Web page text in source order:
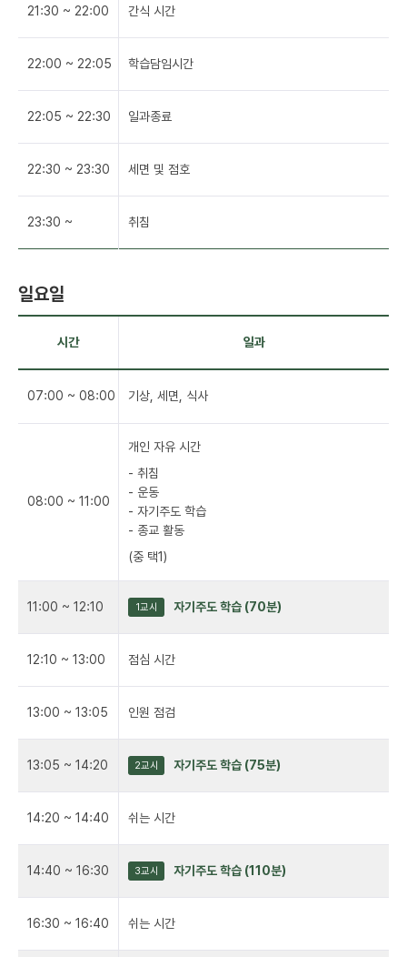
21:30 ~ 22:00 간식 시간
22:00 ~ 22:05 학습담임시간
22:05 ~ 22:30 일과종료
22:30 ~ 23:30 세면 및 점호
23:30 ~ 취침
일요일
시간 일과
07:00 ~ 08:00 기상, 세면, 식사
08:00 ~ 11:00
개인 자유 시간
- 취침
- 운동
- 자기주도 학습
- 종교 활동
(중 택1)
11:00 ~ 12:10 1교시 자기주도 학습 (70분)
12:10 ~ 13:00 점심 시간
13:00 ~ 13:05 인원 점검
13:05 ~ 14:20 2교시 자기주도 학습 (75분)
14:20 ~ 14:40 쉬는 시간
14:40 ~ 16:30 3교시 자기주도 학습 (110분)
16:30 ~ 16:40 쉬는 시간